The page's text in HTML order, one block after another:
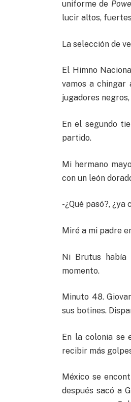
uniforme de
lucir altos,
La selección de
El Himno
vamos a chingar
jugadores
En el segundo
partido.
Mi hermano
con un león
-¿Qué pasó?, ¿ya
Miré a mi padre
Ni Brutus había
momento.
Minuto 48.
sus botines.
En la colonia se
recibir más
México se
después sacó a